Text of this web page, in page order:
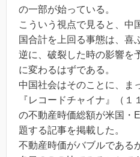
の一部が始っている。
こういう視点で見ると、中
国合計を上回る事態は、喜
逆に、破裂した時の影響を
に変わるはずである。
中国社会はそのことに、ま
『レコードチャイナ』（１
の不動産時価総額が米国・
題する記事を掲載した。
不動産時価がバブルである